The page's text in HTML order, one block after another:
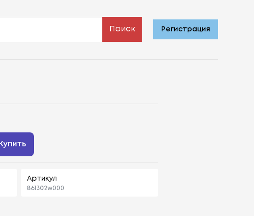
Поиск Регистрация
Купить
Артикул
861302w000